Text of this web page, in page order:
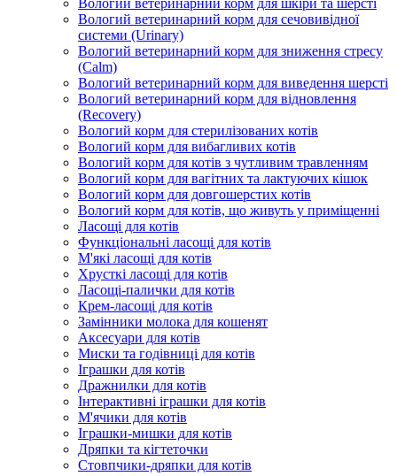
Вологий ветеринарний корм для шкіри та шерсті
Вологий ветеринарний корм для сечовивідної
системи (Urinary)
Вологий ветеринарний корм для зниження стресу
(Calm)
Вологий ветеринарний корм для виведення шерсті
Вологий ветеринарний корм для відновлення
(Recovery)
Вологий корм для стерилізованих котів
Вологий корм для вибагливих котів
Вологий корм для котів з чутливим травленням
Вологий корм для вагітних та лактуючих кішок
Вологий корм для довгошерстих котів
Вологий корм для котів, що живуть у приміщенні
Ласощі для котів
Функціональні ласощі для котів
М'які ласощі для котів
Хрусткі ласощі для котів
Ласощі-палички для котів
Крем-ласощі для котів
Замінники молока для кошенят
Аксесуари для котів
Миски та годівниці для котів
Іграшки для котів
Дражнилки для котів
Інтерактивні іграшки для котів
М'ячики для котів
Іграшки-мишки для котів
Дряпки та кігтеточки
Стовпчики-дряпки для котів